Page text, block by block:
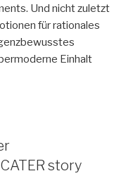
Und nicht zuletzt
für rationales
Einhalt
story